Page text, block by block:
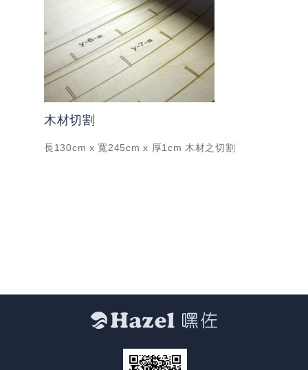
木材切割
長130cm x 寬245cm x 厚1cm 木材之切割